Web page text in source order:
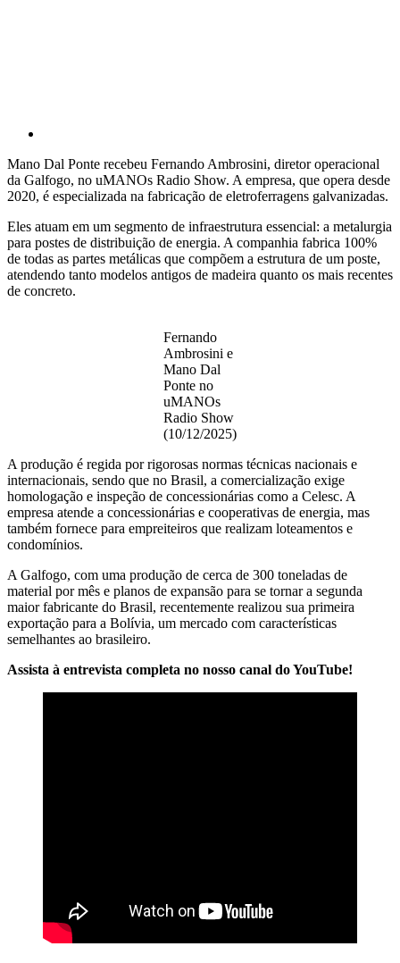
Mano Dal Ponte recebeu Fernando Ambrosini, diretor operacional
da Galfogo, no uMANOs Radio Show. A empresa, que opera desde
2020, é especializada na fabricação de eletroferragens galvanizadas.
Eles atuam em um segmento de infraestrutura essencial: a metalurgia
para postes de distribuição de energia. A companhia fabrica 100%
de todas as partes metálicas que compõem a estrutura de um poste,
atendendo tanto modelos antigos de madeira quanto os mais recentes
de concreto.
Fernando
Ambrosini e
Mano Dal
Ponte no
uMANOs
Radio Show
(10/12/2025)
A produção é regida por rigorosas normas técnicas nacionais e
internacionais, sendo que no Brasil, a comercialização exige
homologação e inspeção de concessionárias como a Celesc. A
empresa atende a concessionárias e cooperativas de energia, mas
também fornece para empreiteiros que realizam loteamentos e
condomínios.
A Galfogo, com uma produção de cerca de 300 toneladas de
material por mês e planos de expansão para se tornar a segunda
maior fabricante do Brasil, recentemente realizou sua primeira
exportação para a Bolívia, um mercado com características
semelhantes ao brasileiro.
Assista à entrevista completa no nosso canal do YouTube!